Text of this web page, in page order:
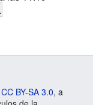
.
CC BY-SA 3.0, a